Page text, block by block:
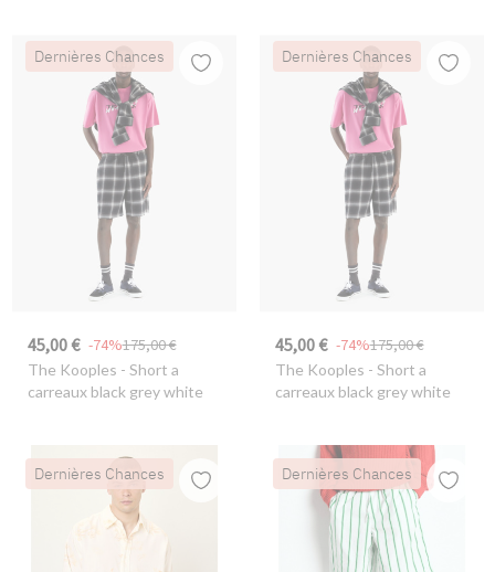
Dernières Chances
45,00 € 175,00 €
-74%
The Kooples - Short a
carreaux black grey white
Dernières Chances
45,00 € 175,00 €
-74%
The Kooples - Short a
carreaux black grey white
Dernières Chances Dernières Chances